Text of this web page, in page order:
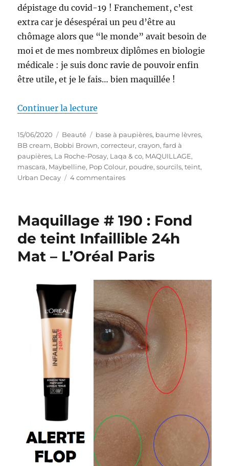
dépistage du covid-19 ! Franchement, c’est
extra car je désespérai un peu d’être au
chômage alors que “le monde” avait besoin de
moi et de mes nombreux diplômes en biologie
médicale : je suis donc ravie de pouvoir enfin
être utile, et je le fais… bien maquillée !
Continuer la lecture
Publié
le
15/06/2020 Catégories
Beauté Étiquettes
base à paupières, baume lèvres,
BB cream, Bobbi Brown,correcteur,crayon,fard à
paupières, La Roche-Posay, Laqa & co, MAQUILLAGE,
mascara, Maybelline, Pop Colour, poudre,sourcils,teint,
Urban Decay
4 commentairessur
:
léger
pour
aller…
!
Maquillage # 190 : Fond
de teint Infaillible 24h
Mat – L’Oréal Paris